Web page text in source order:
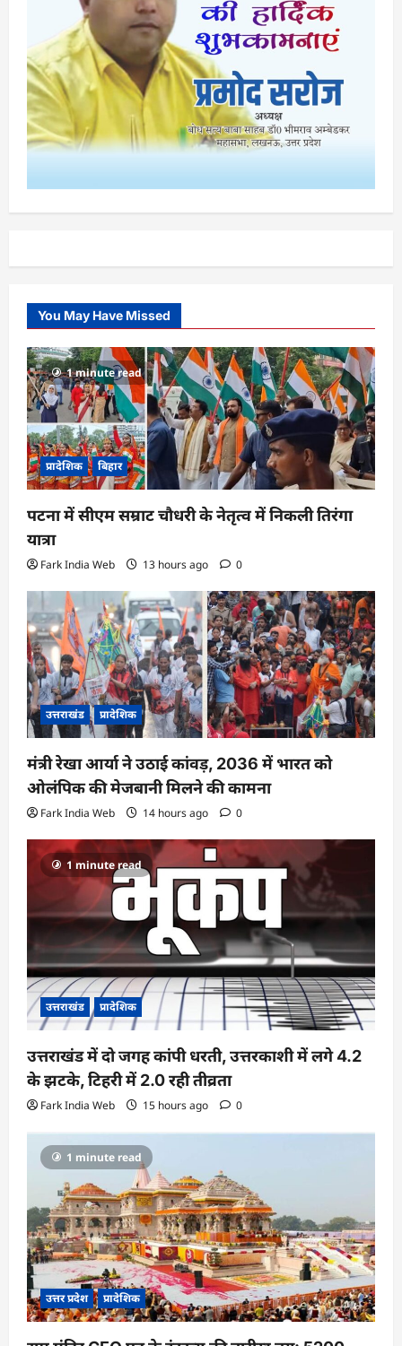
You May Have Missed
1 minute read
प्रादेशिक बिहार
पटना में सीएम सम्राट चौधरी के नेतृत्व में निकली तिरंगा
यात्रा
Fark India Web 13 hours ago 0
उत्तराखंड प्रादेशिक
मंत्री रेखा आर्या ने उठाई कांवड़, 2036 में भारत को
ओलंपिक की मेजबानी मिलने की कामना
Fark India Web 14 hours ago 0
1 minute read
उत्तराखंड प्रादेशिक
उत्तराखंड में दो जगह कांपी धरती, उत्तरकाशी में लगे 4.2
के झटके, टिहरी में 2.0 रही तीव्रता
Fark India Web 15 hours ago 0
1 minute read
उत्तर प्रदेश प्रादेशिक